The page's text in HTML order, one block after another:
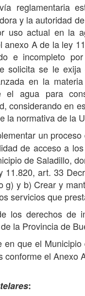
reglamentaria
y la autoridad
uso actual en la
anexo A de la ley
e incompleto
solicita se le
en la
agua para
considerando en
la normativa de la
un
de acceso a
de Saladillo,
art. 33
y b) Crear y
servicios que
los derechos de
la Provincia de
que el Municipio
el Anexo
: